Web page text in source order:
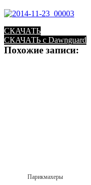
СКАЧАТЬ
СКАЧАТЬ с Dawnguard
Похожие записи:
Парикмахеры